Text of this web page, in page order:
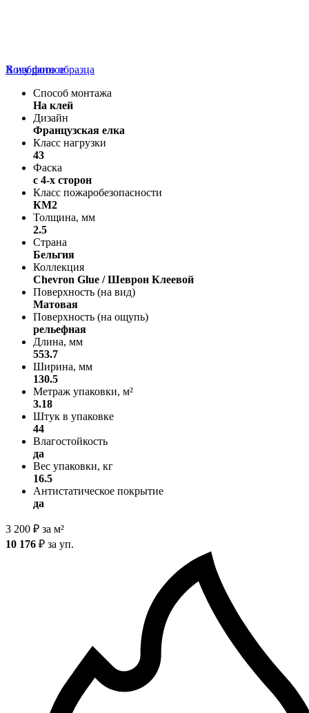
В избранное
Хочу фото образца
Способ монтажа
На клей
Дизайн
Французская елка
Класс нагрузки
43
Фаска
с 4-х сторон
Класс пожаробезопасности
КМ2
Толщина, мм
2.5
Страна
Бельгия
Коллекция
Chevron Glue / Шеврон Клеевой
Поверхность (на вид)
Матовая
Поверхность (на ощупь)
рельефная
Длина, мм
553.7
Ширина, мм
130.5
Метраж упаковки, м²
3.18
Штук в упаковке
44
Влагостойкость
да
Вес упаковки, кг
16.5
Антистатическое покрытие
да
3 200 ₽ за м²
10 176 ₽ за уп.